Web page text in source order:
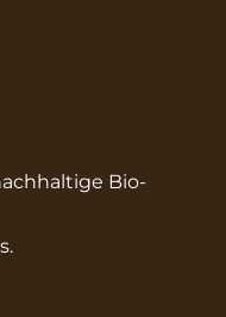
Bio-